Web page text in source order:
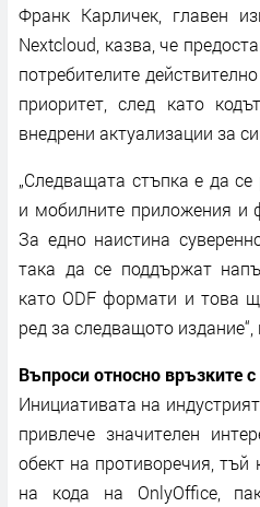
Франк Карличек, главен
Nextcloud, казва, че
потребителите
приоритет, след като
внедрени актуализации за
„Следващата стъпка е да
и мобилните приложения и
За едно наистина
така да се поддържат
като ODF формати и това
ред за следващото
Въпроси относно връзките с
Инициативата на
привлече значителен
обект на противоречия, тъй
на кода на OnlyOffice,